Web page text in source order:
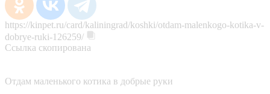
https://kinpet.ru/card/kaliningrad/koshki/otdam-malenkogo-kotika-v-
dobrye-ruki-126259/
Ссылка скопирована
Отдам маленького котика в добрые руки